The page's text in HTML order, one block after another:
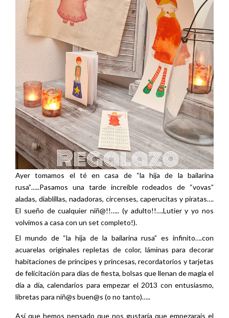
Ayer tomamos el té en casa de “la hija de la bailarina
rusa”…..Pasamos una tarde increíble rodeados de “vovas”
aladas, diablillas, nadadoras, circenses, caperucitas y piratas….
El sueño de cualquier niñ@!!….. (y adulto!!….Lutier y yo nos
volvimos a casa con un set completo!).
El mundo de “la hija de la bailarina rusa” es infinito….con
acuarelas originales repletas de color, láminas para decorar
habitaciones de príncipes y princesas, recordatorios y tarjetas
de felicitación para días de fiesta, bolsas que llenan de magia el
día a día, calendarios para empezar el 2013 con entusiasmo,
libretas para niñ@s buen@s (o no tanto)…..
Así que hemos pensado que nos gustaría que empezarais el